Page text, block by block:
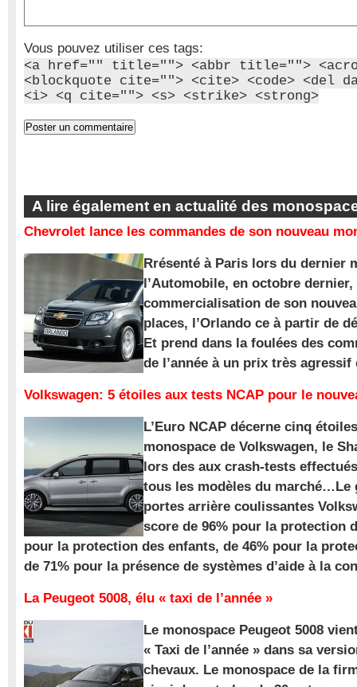
Vous pouvez utiliser ces tags:
<a href="" title=""> <abbr title="">
<blockquote cite=""> <cite> <code> <del
<i> <q cite=""> <s> <strike> <strong>
A lire également en actualité des
Chevrolet lance les commandes de son nouveau
Rrésenté à Paris lors du dernier
l’Automobile, en octobre
commercialisation de son
places, l’Orlando ce à partir de
Et prend dans la foulées des
de l’année à un prix très agressif
Volkswagen: 5 étoiles aux tests NCAP pour le
L’Euro NCAP décerne cinq
monospace de Volkswagen, le
lors des aux crash-tests
tous les modèles du marché…Le
portes arrière coulissantes
score de 96% pour la protection
pour la protection des enfants, de 46% pour la
de 71% pour la présence de systèmes d’aide à la
La Peugeot 5008, élu « taxi de l’année »
Le monospace Peugeot 5008
« Taxi de l’année » dans sa
chevaux. Le monospace de la